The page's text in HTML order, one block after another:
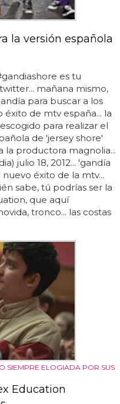
la versión española
es tu
mañana mismo,
para buscar a los
de mtv españa... la
para realizar el
de 'jersey shore'
la productora magnolia...
julio 18, 2012... 'gandía
éxito de la mtv...
sabe, tú podrías ser la
que aquí
tronco... las costas
SIEMPRE ELOGIADA POR SUS
Education